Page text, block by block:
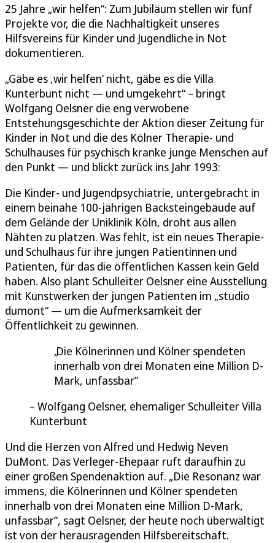
25 Jahre „wir helfen“: Zum Jubiläum stellen wir fünf
Projekte vor, die die Nachhaltigkeit unseres
Hilfsvereins für Kinder und Jugendliche in Not
dokumentieren.
„Gäbe es ‚wir helfen‘ nicht, gäbe es die Villa
Kunterbunt nicht — und umgekehrt“ – bringt
Wolfgang Oelsner die eng verwobene
Entstehungsgeschichte der Aktion dieser Zeitung für
Kinder in Not und die des Kölner Therapie- und
Schulhauses für psychisch kranke junge Menschen auf
den Punkt — und blickt zurück ins Jahr 1993:
Die Kinder- und Jugendpsychiatrie, untergebracht in
einem beinahe 100-jährigen Backsteingebäude auf
dem Gelände der Uniklinik Köln, droht aus allen
Nähten zu platzen. Was fehlt, ist ein neues Therapie-
und Schulhaus für ihre jungen Patientinnen und
Patienten, für das die öffentlichen Kassen kein Geld
haben. Also plant Schulleiter Oelsner eine Ausstellung
mit Kunstwerken der jungen Patienten im „studio
dumont“ — um die Aufmerksamkeit der
Öffentlichkeit zu gewinnen.
Die Kölnerinnen und Kölner spendeten
innerhalb von drei Monaten eine Million D-
Mark, unfassbar
Wolfgang Oelsner, ehemaliger Schulleiter Villa
Kunterbunt
Und die Herzen von Alfred und Hedwig Neven
DuMont. Das Verleger-Ehepaar ruft daraufhin zu
einer großen Spendenaktion auf. „Die Resonanz war
immens, die Kölnerinnen und Kölner spendeten
innerhalb von drei Monaten eine Million D-Mark,
unfassbar“, sagt Oelsner, der heute noch überwältigt
ist von der herausragenden Hilfsbereitschaft.